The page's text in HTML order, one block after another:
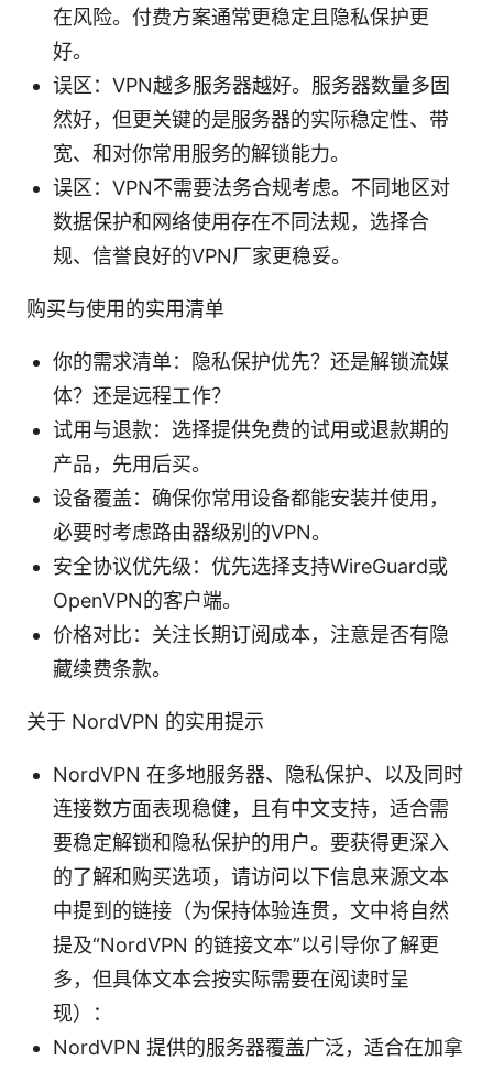
在风险。付费方案通常更稳定且隐私保护更
好。
误区：VPN越多服务器越好。服务器数量多固
然好，但更关键的是服务器的实际稳定性、带
宽、和对你常用服务的解锁能力。
误区：VPN不需要法务合规考虑。不同地区对
数据保护和网络使用存在不同法规，选择合
规、信誉良好的VPN厂家更稳妥。
购买与使用的实用清单
你的需求清单：隐私保护优先？还是解锁流媒
体？还是远程工作？
试用与退款：选择提供免费的试用或退款期的
产品，先用后买。
设备覆盖：确保你常用设备都能安装并使用，
必要时考虑路由器级别的VPN。
安全协议优先级：优先选择支持WireGuard或
OpenVPN的客户端。
价格对比：关注长期订阅成本，注意是否有隐
藏续费条款。
关于 NordVPN 的实用提示
NordVPN 在多地服务器、隐私保护、以及同时
连接数方面表现稳健，且有中文支持，适合需
要稳定解锁和隐私保护的用户。要获得更深入
的了解和购买选项，请访问以下信息来源文本
中提到的链接（为保持体验连贯，文中将自然
提及“NordVPN 的链接文本”以引导你了解更
多，但具体文本会按实际需要在阅读时呈
现）：
NordVPN 提供的服务器覆盖广泛，适合在加拿